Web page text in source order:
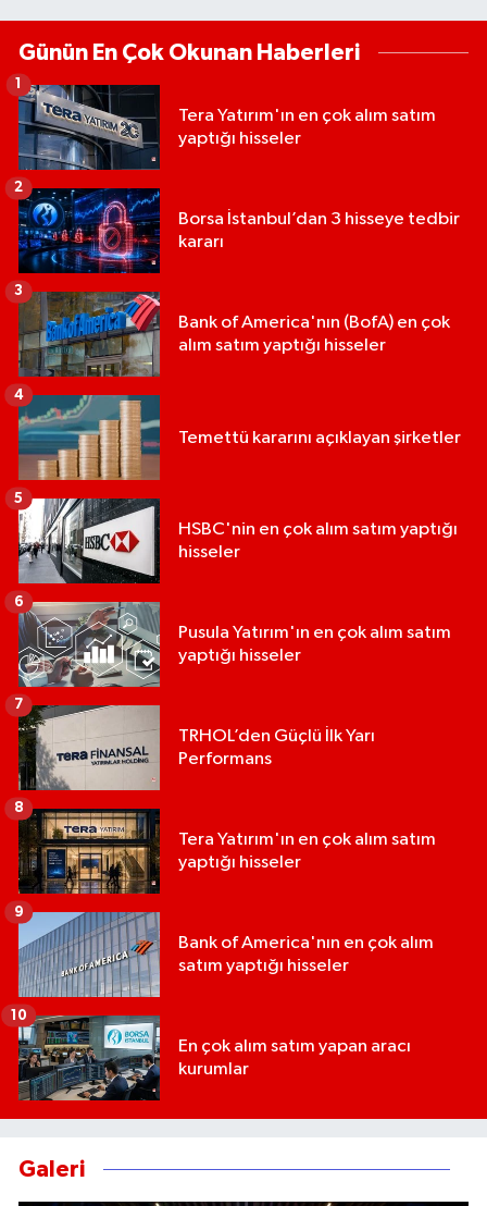
Günün En Çok Okunan Haberleri
Tera Yatırım'ın en çok alım satım
yaptığı hisseler
Borsa İstanbul’dan 3 hisseye tedbir
kararı
2
Bank of America'nın (BofA) en çok
alım satım yaptığı hisseler
3
Temettü kararını açıklayan şirketler
4
HSBC'nin en çok alım satım yaptığı
hisseler
5
Pusula Yatırım'ın en çok alım satım
yaptığı hisseler
6
TRHOL’den Güçlü İlk Yarı
Performans
7
Tera Yatırım'ın en çok alım satım
yaptığı hisseler
8
Bank of America'nın en çok alım
satım yaptığı hisseler
9
En çok alım satım yapan aracı
kurumlar
10
Galeri